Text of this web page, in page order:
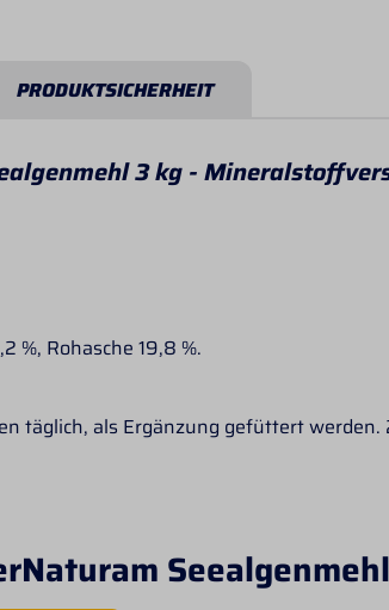
PRODUKTSICHERHEIT
3 kg -
%, Rohasche 19,8 %.
täglich, als Ergänzung gefüttert